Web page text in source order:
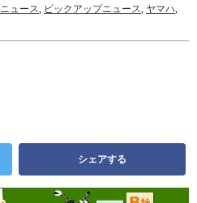
ニュース, ピックアップニュース, ヤマハ,
シェアする